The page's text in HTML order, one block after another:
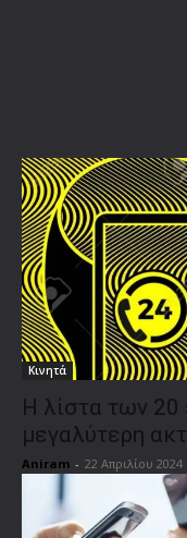
Κινητά
Η λίστα των 20
μεγαλύτερη
Aniram - 22 Απριλίου 2024